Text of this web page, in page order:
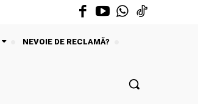
NEVOIE DE RECLAMĂ?